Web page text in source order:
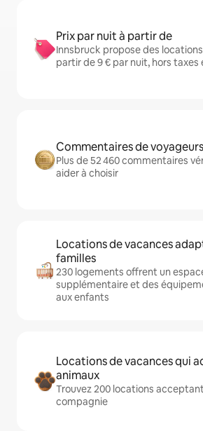
Prix par nuit à partir de
Innsbruck propose des
partir de 9 € par nuit, hors taxes
Commentaires de
Plus de 52 460 commentaires
aider à choisir
Locations de vacances
familles
230 logements offrent un
supplémentaire et des
aux enfants
Locations de vacances qui
animaux
Trouvez 200 locations
compagnie